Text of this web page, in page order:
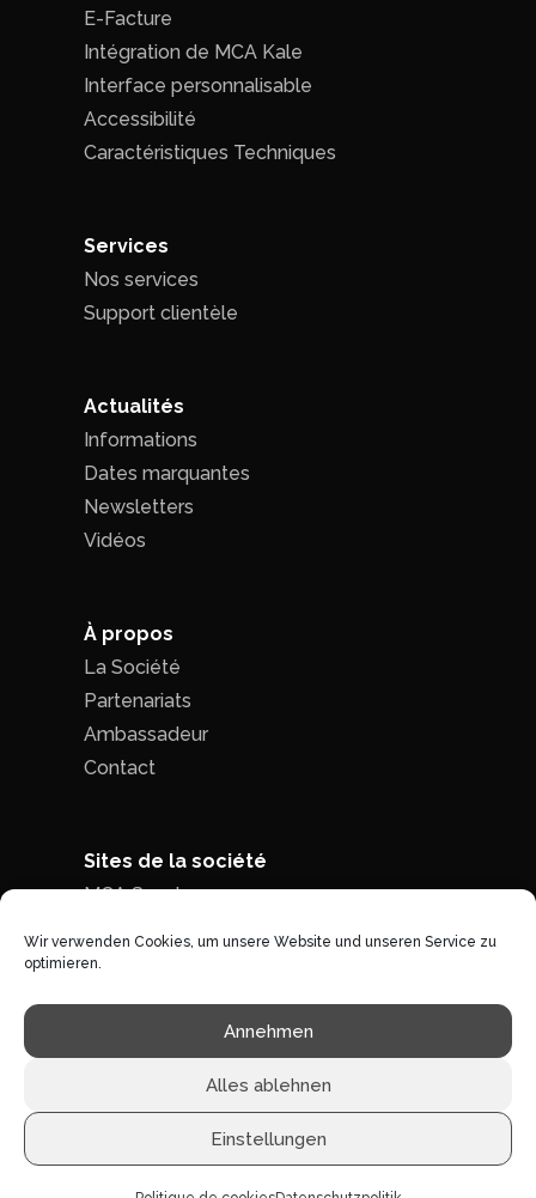
Wir verwenden Cookies, um unsere Website und unseren Service zu
optimieren.
Annehmen
Alles ablehnen
Einstellungen
E-Facture
Intégration de MCA Kale
Interface personnalisable
Accessibilité
Caractéristiques Techniques
Services
Nos services
Support clientèle
Actualités
Informations
Dates marquantes
Newsletters
Vidéos
À propos
La Société
Partenariats
Ambassadeur
Contact
Sites de la société
MCA Seed
Politique de confidentialité|Conditions
générales de ventes
©1996 - 2026 MCA-concept -